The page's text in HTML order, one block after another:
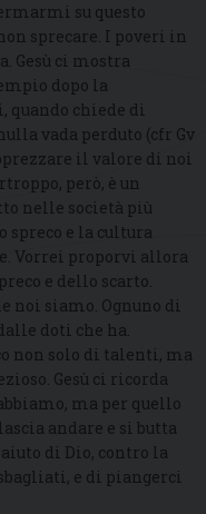
su questo
sprecare. I poveri in
Gesù ci mostra
dopo la
quando chiede di
vada perduto (cfr Gv
il valore di noi
però, è un
nelle società più
e la cultura
Vorrei proporvi allora
e dello scarto.
noi siamo. Ognuno di
doti che ha.
non solo di talenti, ma
Gesù ci ricorda
ma per quello
andare e si butta
di Dio, contro la
e di piangerci